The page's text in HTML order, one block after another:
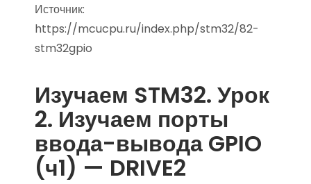
Источник:
https://mcucpu.ru/index.php/stm32/82-
stm32gpio
Изучаем STM32. Урок
2. Изучаем порты
ввода-вывода GPIO
(ч1) — DRIVE2